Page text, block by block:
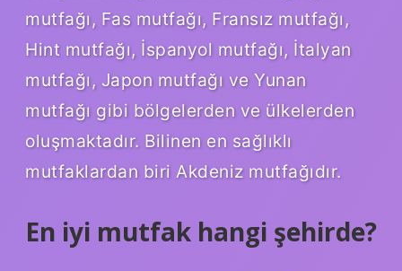
mutfağı, Fas mutfağı, Fransız mutfağı,
Hint mutfağı, İspanyol mutfağı, İtalyan
mutfağı, Japon mutfağı ve Yunan
mutfağı gibi bölgelerden ve ülkelerden
oluşmaktadır. Bilinen en sağlıklı
mutfaklardan biri Akdeniz mutfağıdır.
En iyi mutfak hangi şehirde?